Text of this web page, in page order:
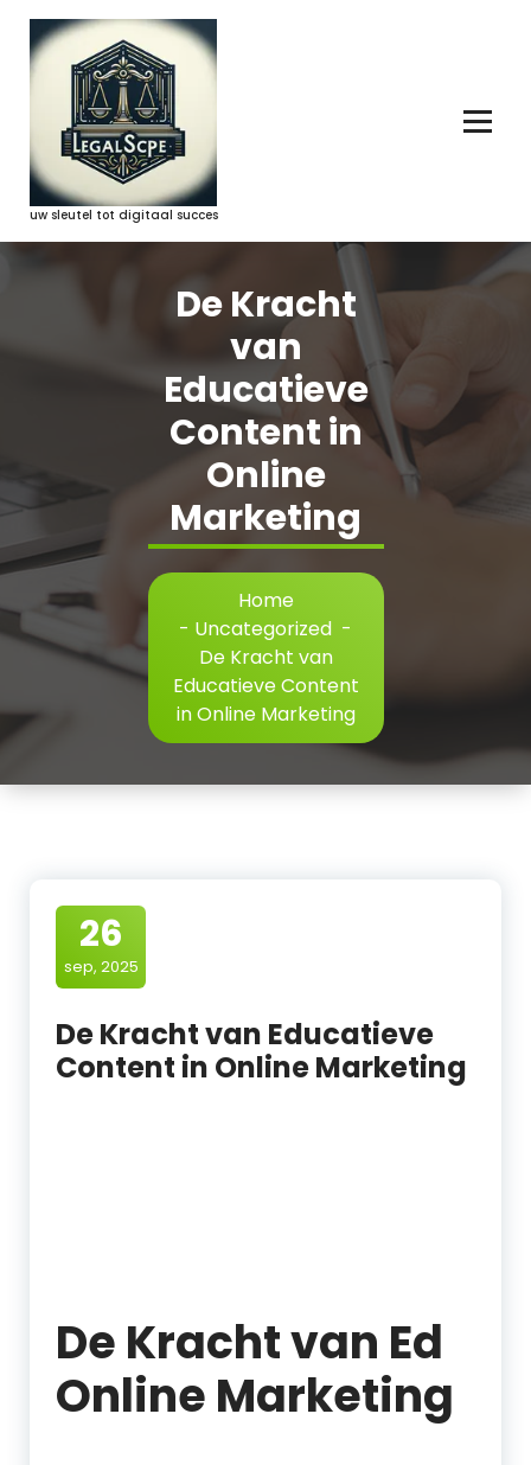
naar
uw sleutel tot digitaal succes
De Kracht
van
Educatieve
Content in
Online
Marketing
Home
- Uncategorized -
De Kracht van
Educatieve Content
in Online Marketing
26
sep, 2025
De Kracht van Educatieve
Content in Online Marketing
De Kracht van Ed
Online Marketing